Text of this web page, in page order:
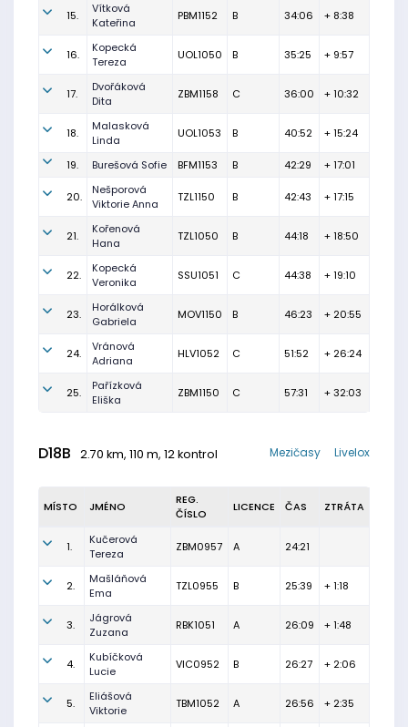
15.
Vítková
Kateřina
PBM1152 B 34:06 + 8:38
16.
Kopecká
Tereza
UOL1050 B 35:25 + 9:57
17.
Dvořáková
Dita
ZBM1158 C 36:00 + 10:32
18.
Malasková
Linda
UOL1053 B 40:52 + 15:24
19. Burešová Sofie BFM1153 B 42:29 + 17:01
20.
Nešporová
Viktorie Anna
TZL1150 B 42:43 + 17:15
21.
Kořenová
Hana
TZL1050 B 44:18 + 18:50
22.
Kopecká
Veronika
SSU1051 C 44:38 + 19:10
23.
Horálková
Gabriela
MOV1150 B 46:23 + 20:55
24.
Vránová
Adriana
HLV1052 C 51:52 + 26:24
25.
Pařízková
Eliška
ZBM1150 C 57:31 + 32:03
D18B 2.70 km, 110 m, 12 kontrol Livelox
Mezičasy
MÍSTO JMÉNO
REG.
ČÍSLO
LICENCE ČAS ZTRÁTA
1.
Kučerová
Tereza
ZBM0957 A 24:21
2.
Mašláňová
Ema
TZL0955 B 25:39 + 1:18
3.
Jágrová
Zuzana
RBK1051 A 26:09 + 1:48
4.
Kubíčková
Lucie
VIC0952 B 26:27 + 2:06
5.
Eliášová
Viktorie
TBM1052 A 26:56 + 2:35